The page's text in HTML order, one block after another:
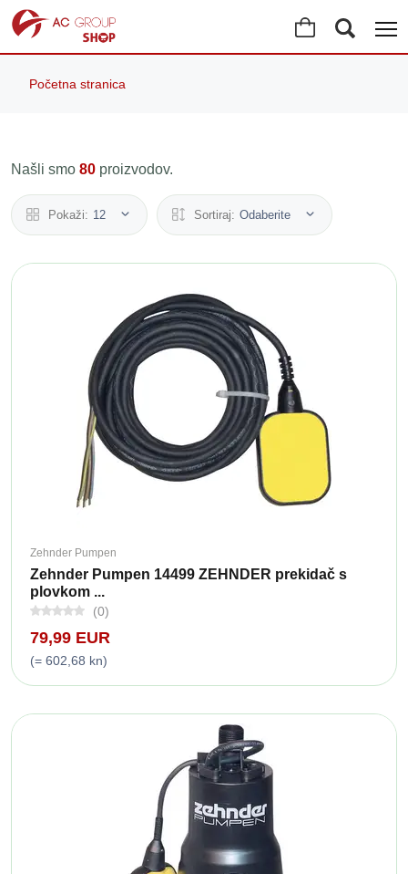
Početna stranica
Našli smo 80 proizvodov.
Pokaži: 12 Sortiraj: Odaberite
Zehnder Pumpen
Zehnder Pumpen 14499 ZEHNDER prekidač s
plovkom ...
(0)
79,99 EUR
(= 602,68 kn)